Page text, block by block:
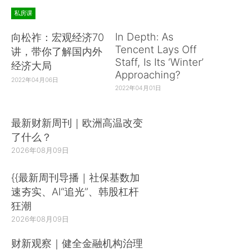
私房课
向松祚：宏观经济70
讲，带你了解国内外
经济大局
2022年04月06日
In Depth: As
Tencent Lays Off
Staff, Is Its ‘Winter’
Approaching?
2022年04月01日
最新财新周刊｜欧洲高温改变
了什么？
2026年08月09日
{{最新周刊导播｜社保基数加
速夯实、AI“追光”、韩股杠杆
狂潮
2026年08月09日
财新观察｜健全金融机构治理